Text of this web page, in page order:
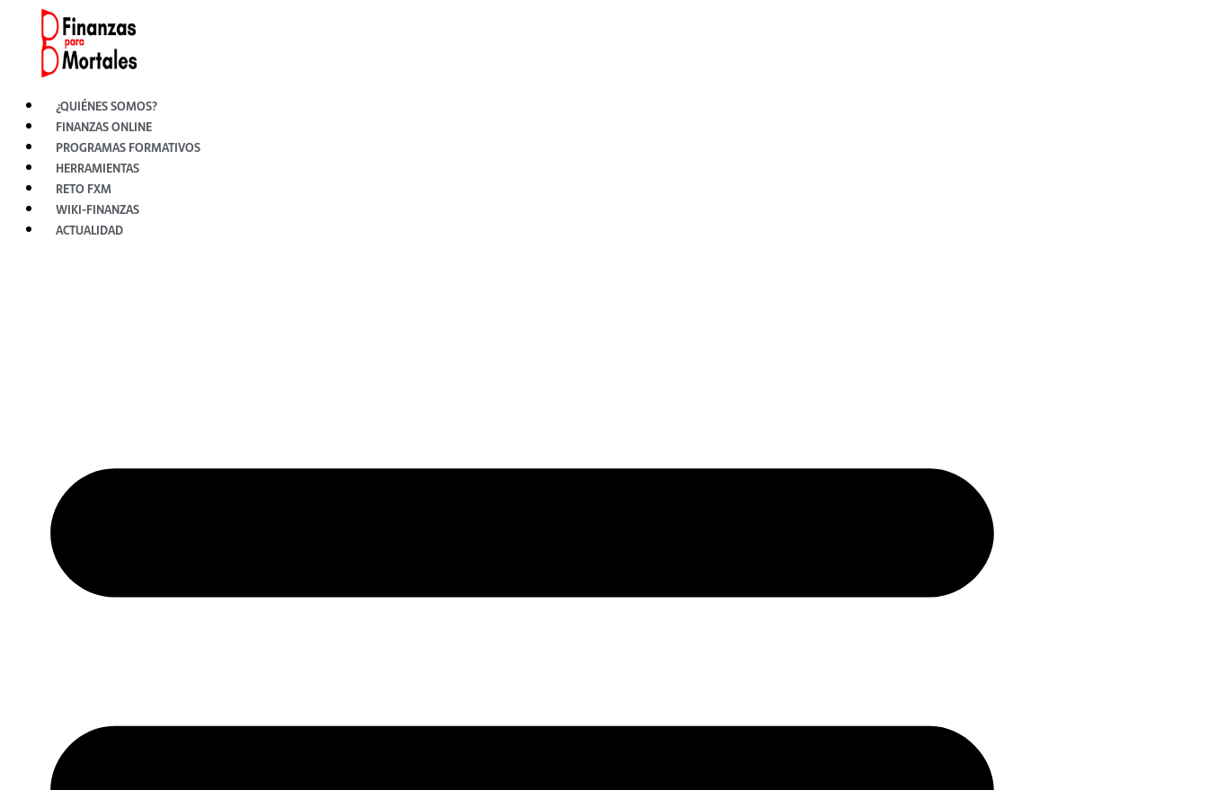
contenido
¿QUIÉNES SOMOS?
FINANZAS ONLINE
PROGRAMAS FORMATIVOS
HERRAMIENTAS
RETO FXM
WIKI-FINANZAS
ACTUALIDAD